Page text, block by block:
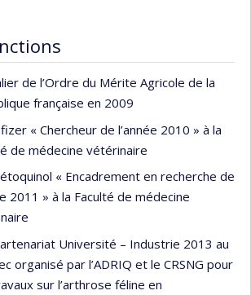
de l’Ordre du Mérite Agricole de la
française en 2009
« Chercheur de l’année 2010 » à la
de médecine vétérinaire
« Encadrement en recherche de
2011 » à la Faculté de médecine
Université – Industrie 2013 au
organisé par l’ADRIQ et le CRSNG pour
sur l’arthrose féline en